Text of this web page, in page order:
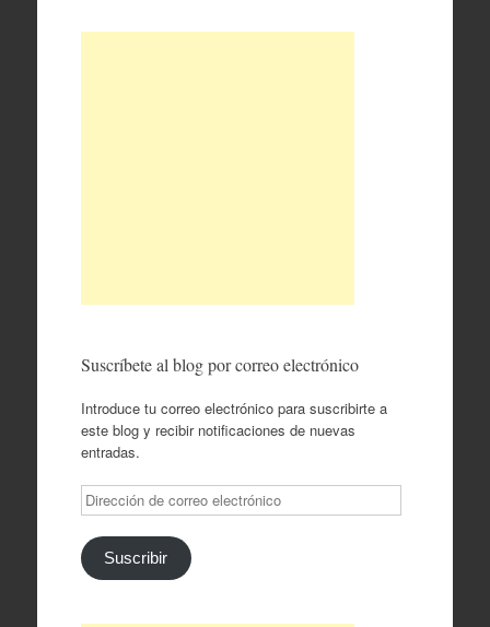
Suscríbete al blog por correo electrónico
Introduce tu correo electrónico para suscribirte a
este blog y recibir notificaciones de nuevas
entradas.
Dirección
de
correo
electrónico
Suscribir